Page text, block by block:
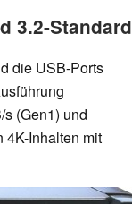
3.2-Standard
die USB-Ports
(Gen1) und
4K-Inhalten mit